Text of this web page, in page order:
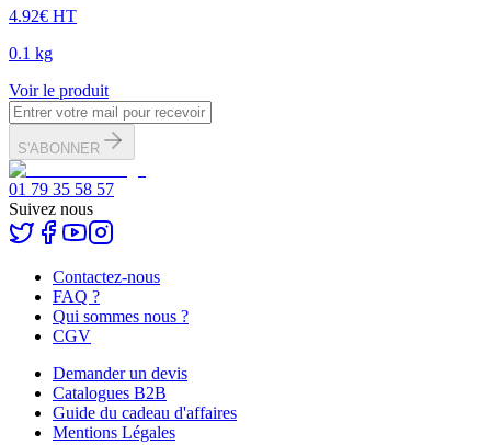
4.92€ HT
0.1 kg
Voir le produit
S'ABONNER
01 79 35 58 57
Suivez nous
Contactez-nous
FAQ ?
Qui sommes nous ?
CGV
Demander un devis
Catalogues B2B
Guide du cadeau d'affaires
Mentions Légales